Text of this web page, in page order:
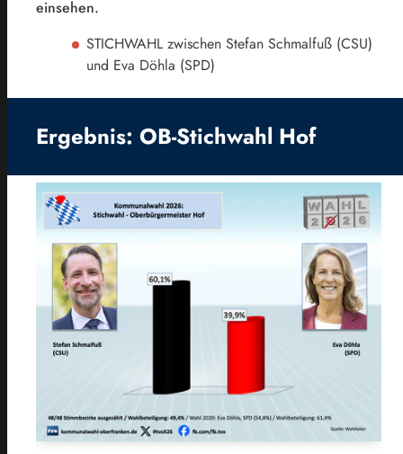
einsehen.
STICHWAHL zwischen Stefan Schmalfuß (CSU)
und Eva Döhla (SPD)
Ergebnis: OB-Stichwahl Hof